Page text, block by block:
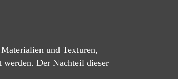
und Texturen,
werden. Der Nachteil dieser